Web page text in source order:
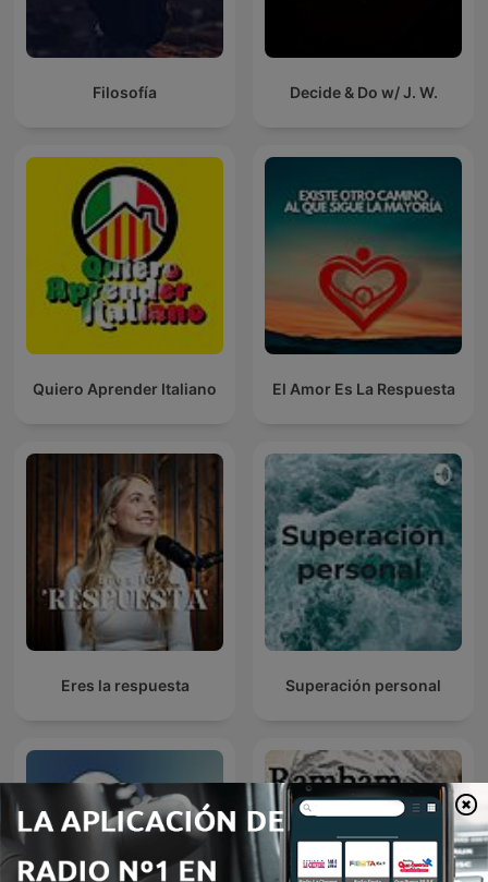
Filosofía Decide & Do w/ J. W.
Quiero Aprender Italiano El Amor Es La Respuesta
Eres la respuesta Superación personal